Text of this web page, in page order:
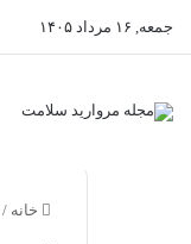
جمعه, ۱۶ مرداد ۱۴۰۵
خانه /